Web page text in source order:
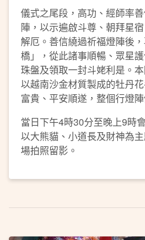
儀式之尾段，高功、經師率
陣，以示遍啟斗尊、朝拜星
解厄。善信繞過祈福燈陣後
橋」，從此諸事順暢、眾星
珠盤及領取一封斗姥利是。
以越南沙金材質製成的牡丹
富貴、平安順遂，整個行燈
當日下午4時30分至晚上9時
以大熊貓、小道長及財神為
場拍照留影。